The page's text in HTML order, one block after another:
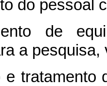
do pessoal
de
a
e tratamento